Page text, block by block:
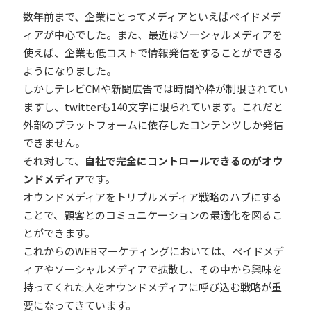
数年前まで、企業にとってメディアといえばペイドメデ
ィアが中心でした。また、最近はソーシャルメディアを
使えば、企業も低コストで情報発信をすることができる
ようになりました。
しかしテレビCMや新聞広告では時間や枠が制限されてい
ますし、twitterも140文字に限られています。これだと
外部のプラットフォームに依存したコンテンツしか発信
できません。
それ対して、 自社で完全にコントロールできるのがオウ
ンドメディアです。
オウンドメディアをトリプルメディア戦略のハブにする
ことで、顧客とのコミュニケーションの最適化を図るこ
とができます。
これからのWEBマーケティングにおいては、ペイドメデ
ィアやソーシャルメディアで拡散し、その中から興味を
持ってくれた人をオウンドメディアに呼び込む戦略が重
要になってきています。